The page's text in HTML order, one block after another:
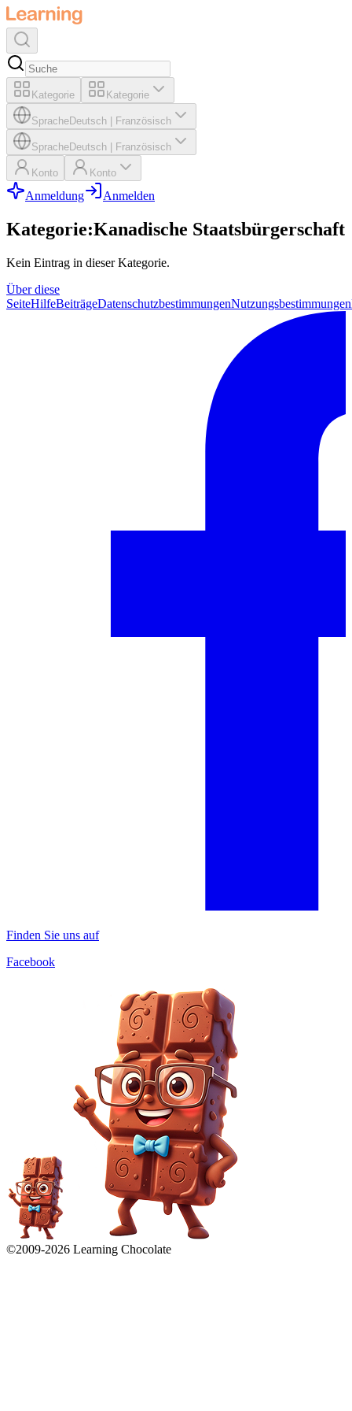
Kategorie Kategorie
SpracheDeutsch Französisch
SpracheDeutsch Französisch
Konto Konto
Anmeldung Anmelden
Kategorie:Kanadische Staatsbürgerschaft
Kein Eintrag in dieser Kategorie.
Über diese
SeiteHilfeBeiträgeDatenschutzbestimmungenNutzungsbestimmungen
Finden Sie uns auf
Facebook
©2009-2026 Learning Chocolate